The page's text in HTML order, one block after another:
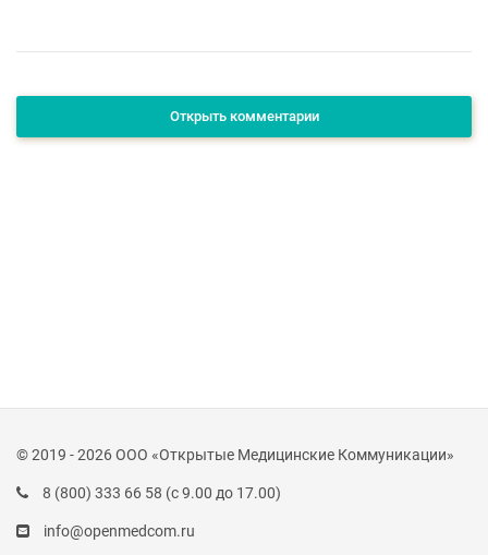
Открыть комментарии
© 2019 - 2026 ООО «Открытые Медицинские Коммуникации»
8 (800) 333 66 58 (с 9.00 до 17.00)
info@openmedcom.ru